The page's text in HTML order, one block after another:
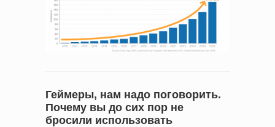
Геймеры, нам надо поговорить.
Почему вы до сих пор не
бросили использовать